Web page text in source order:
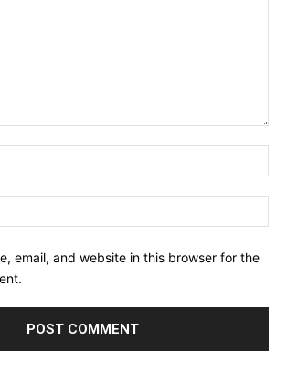
email, and website in this browser for the